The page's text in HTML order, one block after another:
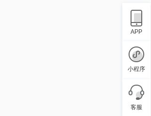
APP
小程序
客服